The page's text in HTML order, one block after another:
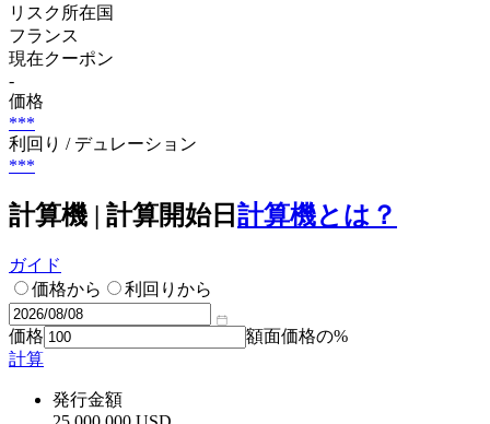
リスク所在国
フランス
現在クーポン
-
価格
***
利回り / デュレーション
***
計算機 | 計算開始日 計算機とは？
ガイド
価格から
利回りから
価格
額面価格の%
計算
発行金額